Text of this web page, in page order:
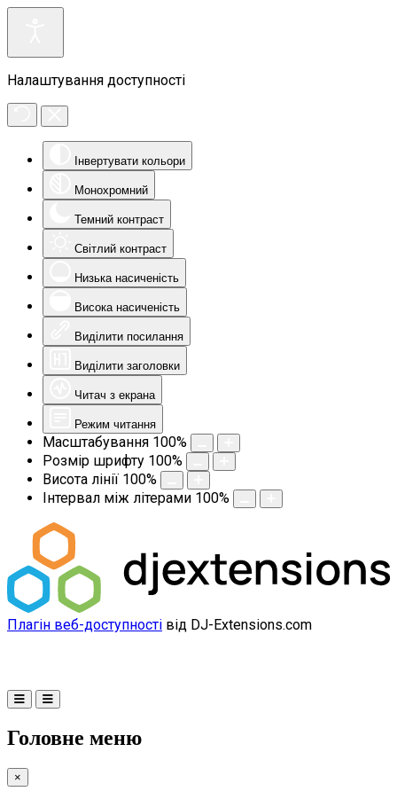
Налаштування доступності
Інвертувати кольори
Монохромний
Темний контраст
Світлий контраст
Низька насиченість
Висока насиченість
Виділити посилання
Виділити заголовки
Читач з екрана
Режим читання
Масштабування 100%
Розмір шрифту 100%
Висота лінії 100%
Інтервал між літерами 100%
Плагін веб-доступності від DJ-Extensions.com
Головне меню
×